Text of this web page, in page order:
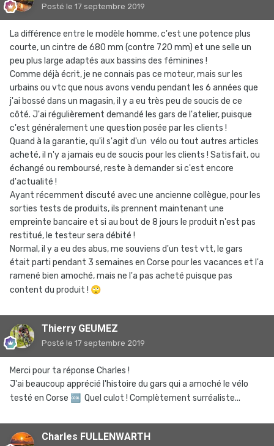
Posté le 17 septembre 2019
La différence entre le modèle homme, c'est une potence plus
courte, un cintre de 680 mm (contre 720 mm) et une selle un
peu plus large adaptés aux bassins des féminines !
Comme déjà écrit, je ne connais pas ce moteur, mais sur les
urbains ou vtc que nous avons vendu pendant les 6 années que
j'ai bossé dans un magasin, il y a eu très peu de soucis de ce
côté. J'ai régulièrement demandé les gars de l'atelier, puisque
c'est généralement une question posée par les clients !
Quand à la garantie, qu'il s'agit d'un vélo ou tout autres articles
acheté, il n'y a jamais eu de soucis pour les clients ! Satisfait, ou
échangé ou remboursé, reste à demander si c'est encore
d'actualité !
Ayant récemment discuté avec une ancienne collègue, pour les
sorties tests de produits, ils prennent maintenant une
empreinte bancaire et si au bout de 8 jours le produit n'est pas
restitué, le testeur sera débité !
Normal, il y a eu des abus, me souviens d'un test vtt, le gars
était parti pendant 3 semaines en Corse pour les vacances et l'a
ramené bien amoché, mais ne l'a pas acheté puisque pas
content du produit ! 🙄
Thierry GEUMEZ
Posté le 17 septembre 2019
Merci pour ta réponse Charles !
J'ai beaucoup apprécié l'histoire du gars qui a amoché le vélo
testé en Corse 🆒 Quel culot ! Complètement surréaliste...
Charles FULLENWARTH